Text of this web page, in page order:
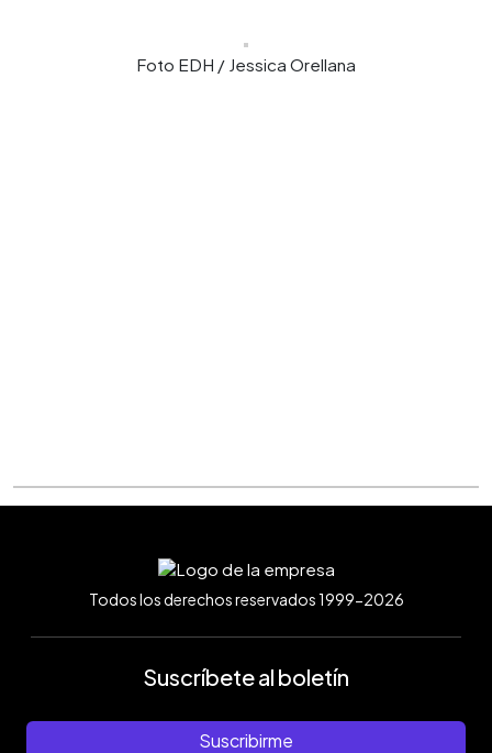
Foto EDH / Jessica Orellana
Todos los derechos reservados 1999-2026
Suscríbete al boletín
Suscribirme